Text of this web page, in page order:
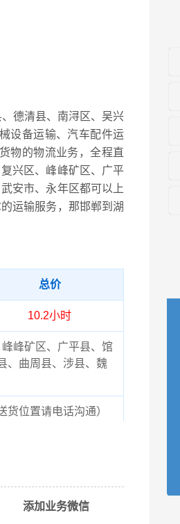
德清县、南浔区、吴兴
设备运输、汽车配件运
物的物流业务，全程直
兴区、峰峰矿区、广平
安市、永年区都可以上
运输服务，那邯郸到湖
总价
10.2小时
峰矿区、广平县、馆
、曲周县、涉县、魏
位置请电话沟通）
最终成交价格，望知
添加业务微信